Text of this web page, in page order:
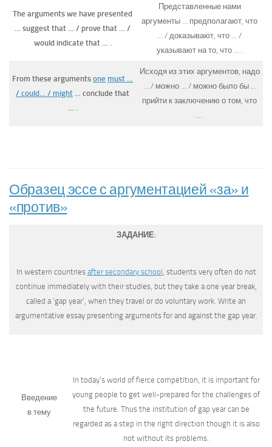
The arguments we have presented
… suggest that … / prove that … /
would indicate that … .
Представленные нами
аргументы … предполагают, что
… / доказывают, что … /
указывают на то, что … .
From these arguments one must …
/ could… / might … conclude that
… .
Исходя из этих аргументов, надо
… / можно … / можно было бы …
прийти к заключению о том, что
… .
Образец эссе с аргументацией «за» и
«против»
ЗАДАНИЕ:
In western countries after secondary school , students very often do not
continue immediately with their studies, but they take a one year break,
called a ‘gap year’, when they travel or do voluntary work. Write an
argumentative essay presenting arguments for and against the gap year.
Введение
в тему
In today’s world of fierce competition, it is important for
young people to get well-prepared for the challenges of
the future. Thus the institution of gap year can be
regarded as a step in the right direction though it is also
not without its problems.